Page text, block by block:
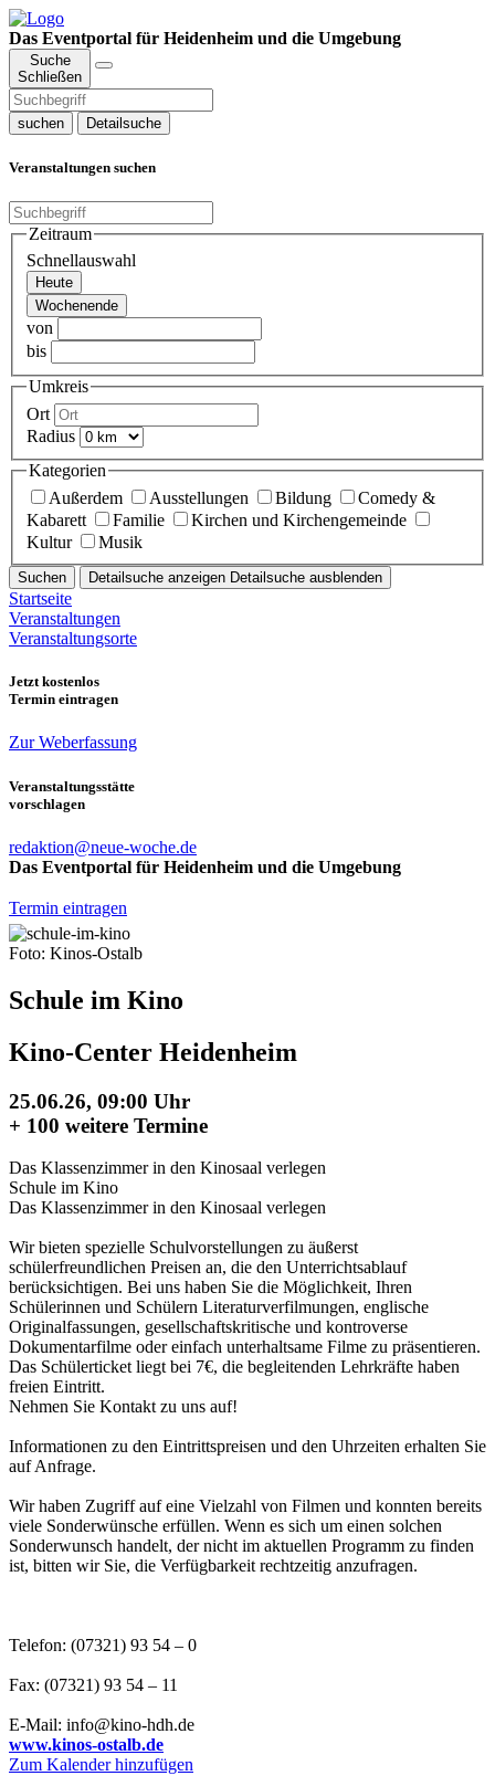
Das Eventportal für Heidenheim und die Umgebung
Suche
Schließen
suchen Detailsuche
Veranstaltungen suchen
Zeitraum
Schnellauswahl
Heute
Wochenende
von
bis
Umkreis
Ort
Radius
Kategorien
Außerdem
Ausstellungen Bildung
Comedy &
Kabarett
Familie
Kirchen und Kirchengemeinde
Kultur
Musik
Suchen Detailsuche anzeigen Detailsuche ausblenden
Startseite
Veranstaltungen
Veranstaltungsorte
Jetzt kostenlos
Termin eintragen
Zur Weberfassung
Veranstaltungsstätte
vorschlagen
redaktion@neue-woche.de
Das Eventportal für Heidenheim und die Umgebung
Termin eintragen
Foto: Kinos-Ostalb
Schule im Kino
Kino-Center Heidenheim
25.06.26, 09:00 Uhr
+ 100 weitere Termine
Das Klassenzimmer in den Kinosaal verlegen
Schule im Kino
Das Klassenzimmer in den Kinosaal verlegen
Wir bieten spezielle Schulvorstellungen zu äußerst
schülerfreundlichen Preisen an, die den Unterrichtsablauf
berücksichtigen. Bei uns haben Sie die Möglichkeit, Ihren
Schülerinnen und Schülern Literaturverfilmungen, englische
Originalfassungen, gesellschaftskritische und kontroverse
Dokumentarfilme oder einfach unterhaltsame Filme zu präsentieren.
Das Schülerticket liegt bei 7€, die begleitenden Lehrkräfte haben
freien Eintritt.
Nehmen Sie Kontakt zu uns auf!
Informationen zu den Eintrittspreisen und den Uhrzeiten erhalten Sie
auf Anfrage.
Wir haben Zugriff auf eine Vielzahl von Filmen und konnten bereits
viele Sonderwünsche erfüllen. Wenn es sich um einen solchen
Sonderwunsch handelt, der nicht im aktuellen Programm zu finden
ist, bitten wir Sie, die Verfügbarkeit rechtzeitig anzufragen.
Telefon: (07321) 93 54 – 0
Fax: (07321) 93 54 – 11
E-Mail: info@kino-hdh.de
www.kinos-ostalb.de
Zum Kalender hinzufügen